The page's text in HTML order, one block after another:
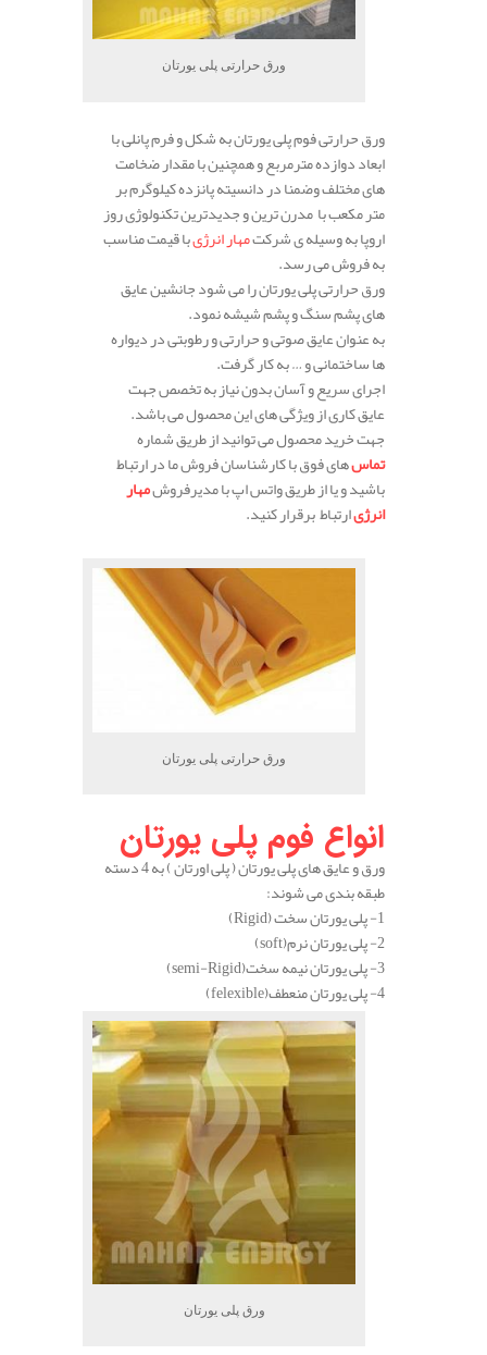
ورق حرارتی پلی یورتان
ورق حرارتی فوم پلی یورتان به شکل و فرم پانلی با
ابعاد دوازده مترمربع و همچنین با مقدار ضخامت
های مختلف وضمنا در دانسیته پانزده کیلوگرم بر
متر مکعب با مدرن ترین و جدیدترین تکنولوژی روز
اروپا به وسیله ی شرکتمهار انرژیبا قیمت مناسب
به فروش می رسد.
ورق حرارتی پلی یورتان را می شود جانشین عایق
های پشم سنگ و پشم شیشه نمود.
به عنوان عایق صوتی و حرارتی و رطوبتی در دیواره
ها ساختمانی و … به کار گرفت.
اجرای سریع و آسان بدون نیاز به تخصص جهت
عایق کاری از ویژگی های این محصول می باشد.
جهت خرید محصول می توانید از طریق شماره
تماسهای فوق با کارشناسان فروش ما در ارتباط
باشید و یا از طریق واتس اپ با مدیرفروشمهار
انرژیارتباط برقرار کنید.
ورق حرارتی پلی یورتان
انواع فوم پلی یورتان
ورق و عایق های پلی یورتان ( پلی اورتان ) به 4 دسته
طبقه بندی می شوند:
1- پلی یورتان سخت (Rigid)
2- پلی یورتان نرم(soft)
3- پلی یورتان نیمه سخت(semi-Rigid)
4- پلی یورتان منعطف(felexible)
ورق پلی یورتان